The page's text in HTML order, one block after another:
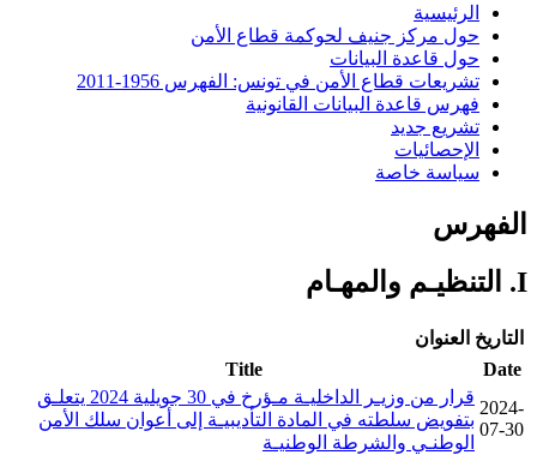
الرئيسية
حول مركز جنيف لحوكمة قطاع الأمن
حول قاعدة البيانات
تشريعات قطاع الأمن في تونس: الفهرس 1956-2011
فهرس قاعدة البيانات القانونية
تشريع جديد
الإحصائيات
سياسة خاصة
الفهرس
I. التنظيـم والمهـام
التاريخ العنوان
Date
Title
2024-
07-30
قرار من وزيـر الداخليـة مـؤرخ في 30 جويلية 2024 يتعلـق
بتفويض سلطته في المادة التأديبيـة إلى أعوان سلك الأمن
الوطنـي والشرطة الوطنيـة